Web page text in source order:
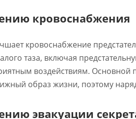
кровоснабжения
кровоснабжение
таза, включая
воздействиям. Основной
образ жизни, поэтому
эвакуации